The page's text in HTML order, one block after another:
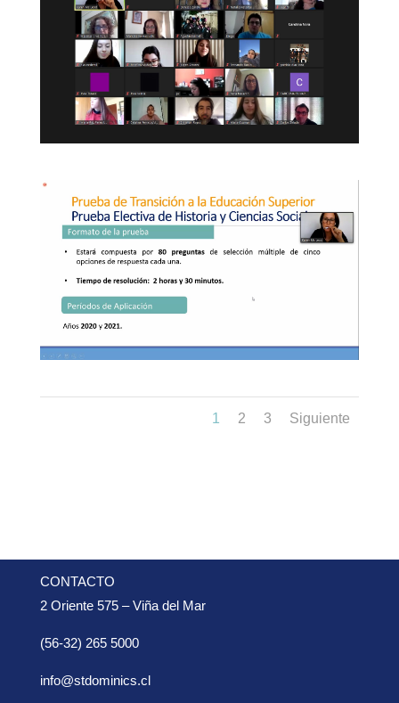
1 2 3 Siguiente
CONTACTO
2 Oriente 575 – Viña del Mar
(56-32) 265 5000
info@stdominics.cl